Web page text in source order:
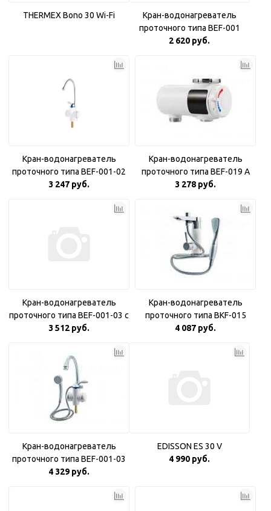
THERMEX Bono 30 Wi-Fi
Кран-водонагреватель
проточного типа BEF-001
2 620 руб.
Кран-водонагреватель
проточного типа BEF-001-02
3 247 руб.
Кран-водонагреватель
проточного типа BEF-019 A
3 278 руб.
Кран-водонагреватель
проточного типа BEF-001-03 с
дисплеем и душевой лейкой
3 512 руб.
Кран-водонагреватель
проточного типа BKF-015
4 087 руб.
Кран-водонагреватель
проточного типа BEF-001-03
4 329 руб.
EDISSON ES 30 V
4 990 руб.